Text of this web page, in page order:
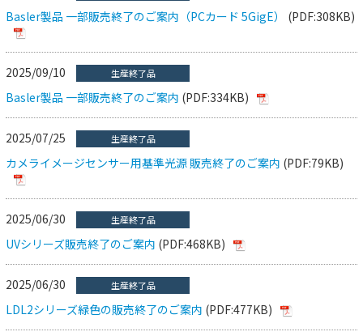
Basler製品 一部販売終了のご案内（PCカード 5GigE） (PDF:308KB)
2025/09/10 生産終了品
Basler製品 一部販売終了のご案内 (PDF:334KB)
2025/07/25 生産終了品
カメライメージセンサー用基準光源 販売終了のご案内 (PDF:79KB)
2025/06/30 生産終了品
UVシリーズ販売終了のご案内 (PDF:468KB)
2025/06/30 生産終了品
LDL2シリーズ緑色の販売終了のご案内 (PDF:477KB)